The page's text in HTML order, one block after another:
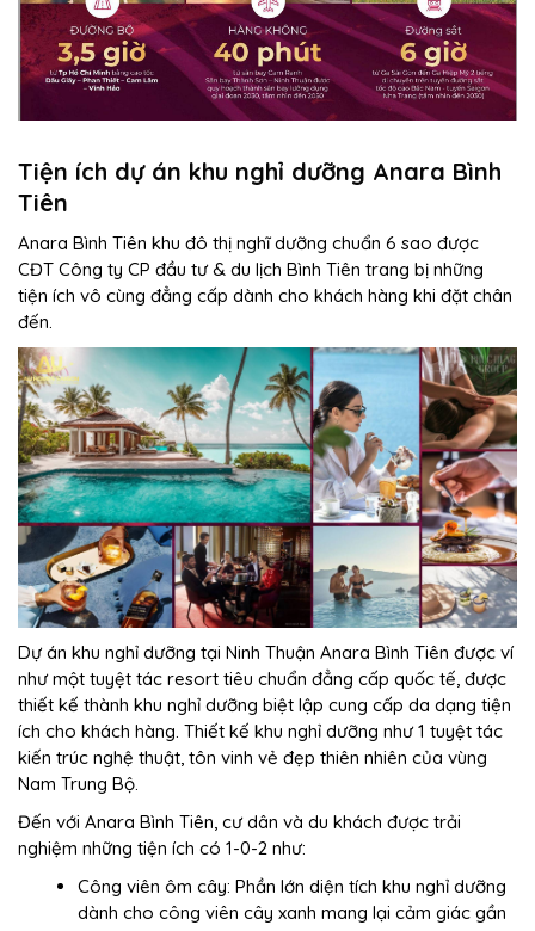
Tiện ích dự án khu nghỉ dưỡng Anara Bình
Tiên
Anara Bình Tiên khu đô thị nghĩ dưỡng chuẩn 6 sao được
CĐT Công ty CP đầu tư & du lịch Bình Tiên trang bị những
tiện ích vô cùng đẳng cấp dành cho khách hàng khi đặt chân
đến.
Dự án khu nghỉ dưỡng tại Ninh Thuận Anara Bình Tiên được ví
như một tuyệt tác resort tiêu chuẩn đẳng cấp quốc tế, được
thiết kế thành khu nghỉ dưỡng biệt lập cung cấp da dạng tiện
ích cho khách hàng. Thiết kế khu nghỉ dưỡng như 1 tuyệt tác
kiến trúc nghệ thuật, tôn vinh vẻ đẹp thiên nhiên của vùng
Nam Trung Bộ.
Đến với Anara Bình Tiên, cư dân và du khách được trải
nghiệm những tiện ích có 1-0-2 như:
Công viên ôm cây: Phần lớn diện tích khu nghỉ dưỡng
dành cho công viên cây xanh mang lại cảm giác gần